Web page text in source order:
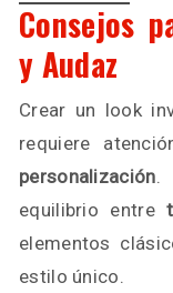
Consejos
y Audaz
Crear un look
requiere
personalización.
equilibrio entre
elementos
estilo único.